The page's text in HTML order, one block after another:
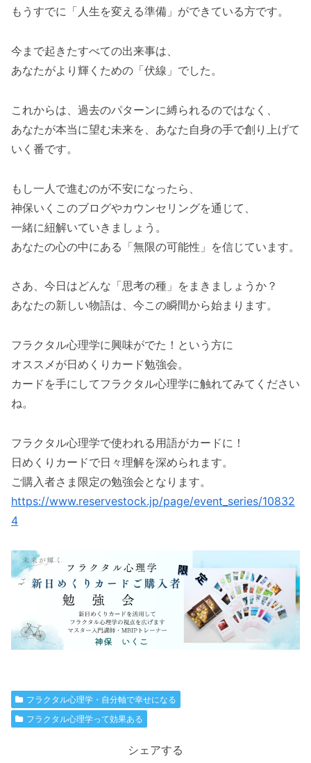
もうすでに「人生を変える準備」ができている方です。
今まで起きたすべての出来事は、
あなたがより輝くための「伏線」でした。
これからは、過去のパターンに縛られるのではなく、
あなたが本当に望む未来を、あなた自身の手で創り上げて
いく番です。
もし一人で進むのが不安になったら、
神保いくこのブログやカウンセリングを通じて、
一緒に紐解いていきましょう。
あなたの心の中にある「無限の可能性」を信じています。
さあ、今日はどんな「思考の種」をまきましょうか？
あなたの新しい物語は、今この瞬間から始まります。
フラクタル心理学に興味がでた！という方に
オススメが日めくりカード勉強会。
カードを手にしてフラクタル心理学に触れてみてください
ね。
フラクタル心理学で使われる用語がカードに！
日めくりカードで日々理解を深められます。
ご購入者さま限定の勉強会となります。
https://www.reservestock.jp/page/event_series/10832
4
フラクタル心理学・自分軸で幸せになる
フラクタル心理学って効果ある
シェアする